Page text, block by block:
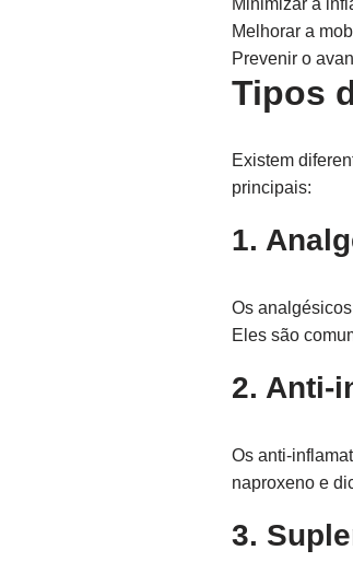
Minimizar a
Melhorar a
Prevenir o
Tipos
Existem
principais:
1.
Os
Eles são
2. Anti-
Os anti-
naproxeno e
3.